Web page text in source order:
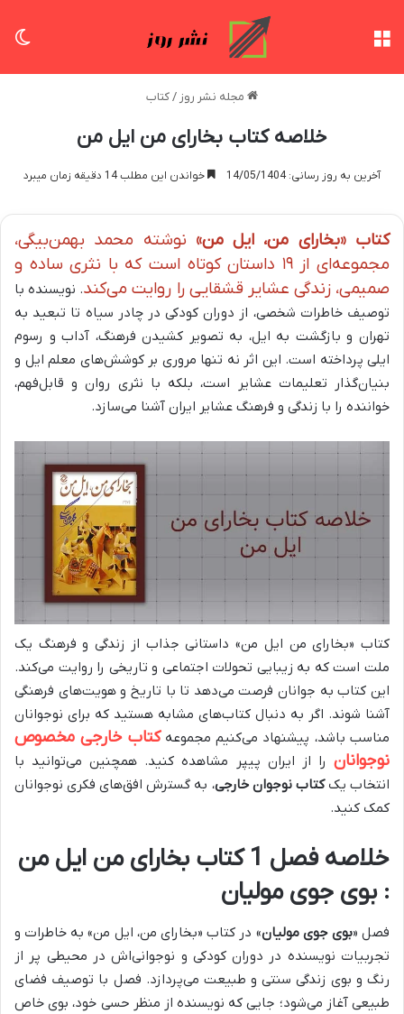
مجله نشر روز /کتاب
خلاصه کتاب بخارای من ایل من
آخرین به روز رسانی: 14/05/1404 خواندن این مطلب 14 دقیقه زمان میبرد
کتاب «بخارای من، ایل من» نوشته محمد بهمن‌بیگی،
مجموعه‌ای از ۱۹ داستان کوتاه است که با نثری ساده و
صمیمی، زندگی عشایر قشقایی را روایت می‌کند. نویسنده با
توصیف خاطرات شخصی، از دوران کودکی در چادر سیاه تا تبعید به
تهران و بازگشت به ایل، به تصویر کشیدن فرهنگ، آداب و رسوم
ایلی پرداخته است. این اثر نه تنها مروری بر کوشش‌های معلم ایل و
بنیان‌گذار تعلیمات عشایر است، بلکه با نثری روان و قابل‌فهم،
خواننده را با زندگی و فرهنگ عشایر ایران آشنا می‌سازد.
کتاب «بخارای من ایل من» داستانی جذاب از زندگی و فرهنگ یک
ملت است که به زیبایی تحولات اجتماعی و تاریخی را روایت می‌کند.
این کتاب به جوانان فرصت می‌دهد تا با تاریخ و هویت‌های فرهنگی
آشنا شوند. اگر به دنبال کتاب‌های مشابه هستید که برای نوجوانان
مناسب باشد، پیشنهاد می‌کنیم مجموعهکتاب خارجی مخصوص
نوجوانان را از ایران پیپر مشاهده کنید. همچنین می‌توانید با
انتخاب یککتاب نوجوان خارجی، به گسترش افق‌های فکری نوجوانان
کمک کنید.
خلاصه فصل 1 کتاب بخارای من ایل من
: بوی جوی مولیان
فصل «بوی جوی مولیان» در کتاب «بخارای من، ایل من» به خاطرات و
تجربیات نویسنده در دوران کودکی و نوجوانی‌اش در محیطی پر از
رنگ و بوی زندگی سنتی و طبیعت می‌پردازد. فصل با توصیف فضای
طبیعی آغاز می‌شود؛ جایی که نویسنده از منظر حسی خود، بوی خاص